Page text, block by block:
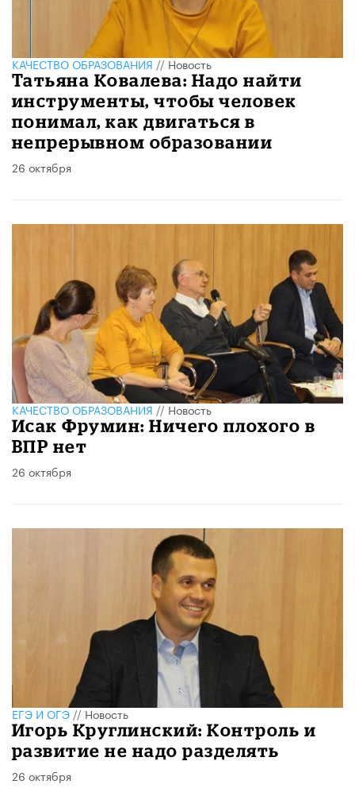
КАЧЕСТВО ОБРАЗОВАНИЯ//Новость
Татьяна Ковалева: Надо найти
инструменты, чтобы человек
понимал, как двигаться в
непрерывном образовании
26 октября
КАЧЕСТВО ОБРАЗОВАНИЯ//Новость
Исак Фрумин: Ничего плохого в
ВПР нет
26 октября
ЕГЭ И ОГЭ//Новость
Игорь Круглинский: Контроль и
развитие не надо разделять
26 октября